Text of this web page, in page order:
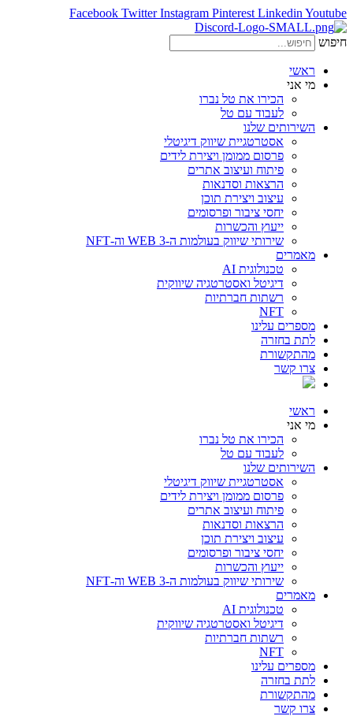
Facebook Twitter Instagram Pinterest Linkedin Youtube
חיפוש
ראשי
מי אני
הכירו את טל נברו
לעבוד עם טל
השירותים שלנו
אסטרטגיית שיווק דיגיטלי
פרסום ממומן ויצירת לידים
פיתוח ועיצוב אתרים
הרצאות וסדנאות
עיצוב ויצירת תוכן
יחסי ציבור ופרסומים
ייעוץ והכשרות
שירותי שיווק בעולמות ה-WEB 3 וה-NFT
מאמרים
טכנולוגית AI
דיגיטל ואסטרטגיה שיווקית
רשתות חברתיות
NFT
מספרים עלינו
לתת בחזרה
מהתקשורת
צרו קשר
ראשי
מי אני
הכירו את טל נברו
לעבוד עם טל
השירותים שלנו
אסטרטגיית שיווק דיגיטלי
פרסום ממומן ויצירת לידים
פיתוח ועיצוב אתרים
הרצאות וסדנאות
עיצוב ויצירת תוכן
יחסי ציבור ופרסומים
ייעוץ והכשרות
שירותי שיווק בעולמות ה-WEB 3 וה-NFT
מאמרים
טכנולוגית AI
דיגיטל ואסטרטגיה שיווקית
רשתות חברתיות
NFT
מספרים עלינו
לתת בחזרה
מהתקשורת
צרו קשר